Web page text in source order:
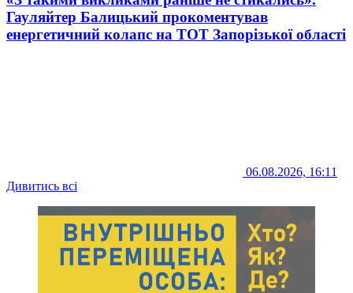
Гауляйтер Балицький прокоментував
енергетичний колапс на ТОТ Запорізької області
06.08.2026, 16:11
Дивитись всі